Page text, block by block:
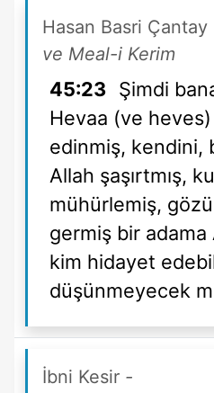
Hasan Basri Çantay
ve Meal-i Kerim
45:23 Şimdi
Hevaa (ve heves)
edinmiş, kendini,
Allah şaşırtmış,
mühürlemiş,
germiş bir adama
kim hidayet
düşünmeyecek
İbni Kesir -